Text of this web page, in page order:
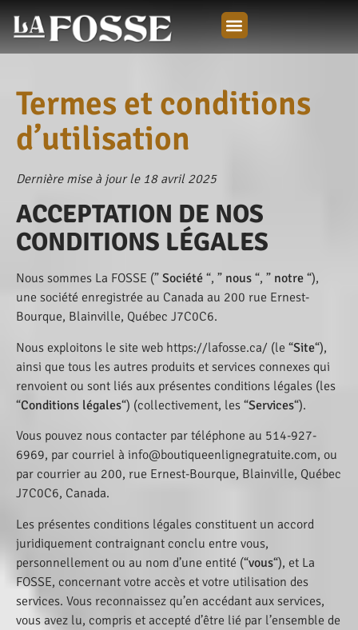
Termes et conditions
d’utilisation
Dernière mise à jour le 18 avril 2025
ACCEPTATION DE NOS
CONDITIONS LÉGALES
Nous sommes La FOSSE (” Société “, ” nous “, ” notre “),
une société enregistrée au Canada au 200 rue Ernest-
Bourque, Blainville, Québec J7C0C6.
Nous exploitons le site web https://lafosse.ca/ (le “Site“),
ainsi que tous les autres produits et services connexes qui
renvoient ou sont liés aux présentes conditions légales (les
“Conditions légales“) (collectivement, les “Services“).
Vous pouvez nous contacter par téléphone au 514-927-
6969, par courriel à info@boutiqueenlignegratuite.com, ou
par courrier au 200, rue Ernest-Bourque, Blainville, Québec
J7C0C6, Canada.
Les présentes conditions légales constituent un accord
juridiquement contraignant conclu entre vous,
personnellement ou au nom d’une entité (“vous“), et La
FOSSE, concernant votre accès et votre utilisation des
services. Vous reconnaissez qu’en accédant aux services,
vous avez lu, compris et accepté d’être lié par l’ensemble de